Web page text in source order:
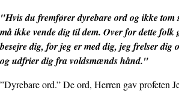
"Hvis du fremfører dyrebare ord og ikke
må ikke vende dig til dem. Over for dette
besejre dig, for jeg er med dig, jeg frelser
og udfrier dig fra voldsmænds hånd."
”Dyrebare ord.” De ord, Herren gav profeten